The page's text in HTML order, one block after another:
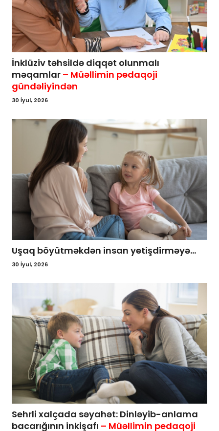
İnklüziv təhsildə diqqət olunmalı
məqamlar – Müəllimin pedaqoji
gündəliyindən
30 İyul, 2026
Uşaq böyütməkdən insan yetişdirməyə...
30 İyul, 2026
Sehrli xalçada səyahət: Dinləyib-anlama
bacarığının inkişafı – Müəllimin pedaqoji